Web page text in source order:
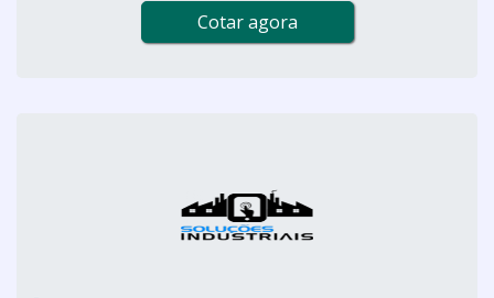
Cotar agora